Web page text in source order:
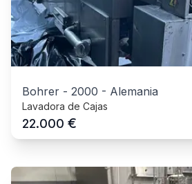
Bohrer - 2000 - Alemania
Lavadora de Cajas
22.000 €